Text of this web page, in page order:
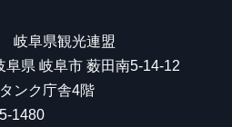
岐阜県観光連盟
阜県 岐阜市 薮田南5-14-12
ンク庁舎4階
1480